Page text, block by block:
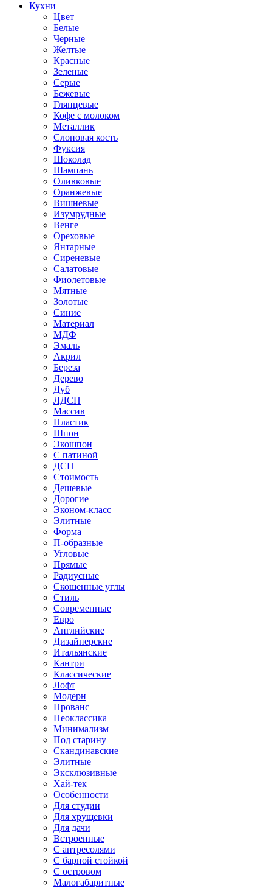
Кухни
Цвет
Белые
Черные
Желтые
Красные
Зеленые
Серые
Бежевые
Глянцевые
Кофе с молоком
Металлик
Слоновая кость
Фуксия
Шоколад
Шампань
Оливковые
Оранжевые
Вишневые
Изумрудные
Венге
Ореховые
Янтарные
Сиреневые
Салатовые
Фиолетовые
Мятные
Золотые
Синие
Материал
МДФ
Эмаль
Акрил
Береза
Дерево
Дуб
ЛДСП
Массив
Пластик
Шпон
Экошпон
С патиной
ДСП
Стоимость
Дешевые
Дорогие
Эконом-класс
Элитные
Форма
П-образные
Угловые
Прямые
Радиусные
Скошенные углы
Стиль
Современные
Евро
Английские
Дизайнерские
Итальянские
Кантри
Классические
Лофт
Модерн
Прованс
Неоклассика
Минимализм
Под старину
Скандинавские
Элитные
Эксклюзивные
Хай-тек
Особенности
Для студии
Для хрущевки
Для дачи
Встроенные
С антресолями
С барной стойкой
С островом
Малогабаритные